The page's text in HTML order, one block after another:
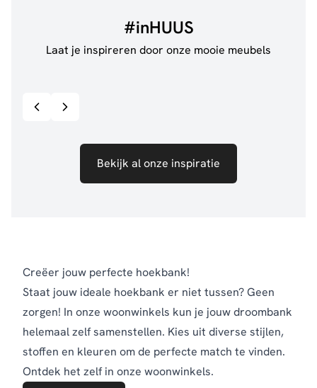
#inHUUS
Laat je inspireren door onze mooie meubels
Bekijk al onze inspiratie
Creëer jouw perfecte hoekbank!
Staat jouw ideale hoekbank er niet tussen? Geen
zorgen! In onze woonwinkels kun je jouw droombank
helemaal zelf samenstellen. Kies uit diverse stijlen,
stoffen en kleuren om de perfecte match te vinden.
Ontdek het zelf in onze woonwinkels.